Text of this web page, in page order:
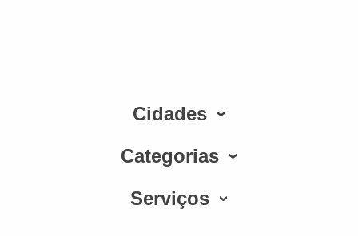
Cidades
Categorias
Serviços